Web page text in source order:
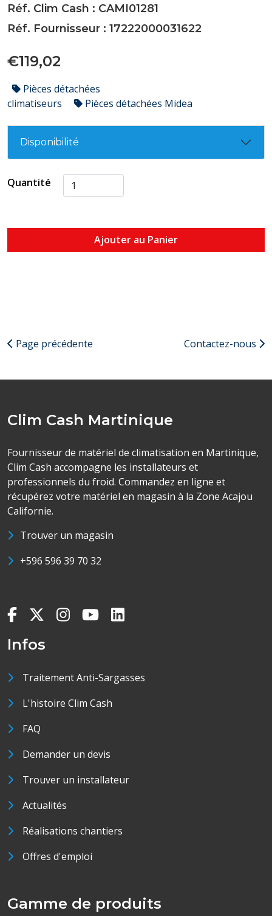
Réf. Clim Cash : CAMI01281
Réf. Fournisseur : 17222000031622
€119,02
Pièces détachées
climatiseurs
Pièces détachées Midea
Disponibilité
Quantité
Ajouter au Panier
Page précédente Contactez-nous
Clim Cash Martinique
Fournisseur de matériel de climatisation en Martinique,
Clim Cash accompagne les installateurs et
professionnels du froid. Commandez en ligne et
récupérez votre matériel en magasin à la Zone Acajou
Californie.
Trouver un magasin
+596 596 39 70 32
Infos
Traitement Anti-Sargasses
L'histoire Clim Cash
FAQ
Demander un devis
Trouver un installateur
Actualités
Réalisations chantiers
Offres d'emploi
Gamme de produits